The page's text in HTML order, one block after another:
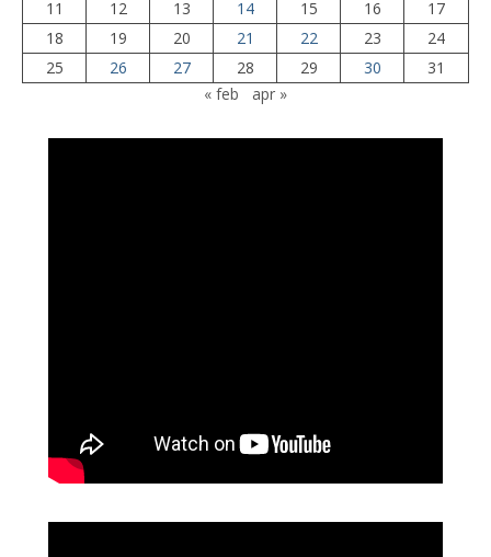
11
12 13 14 15 16
17
18
19 20 21 22 23
24
25
26 27 28 29 30
31
« feb
apr »